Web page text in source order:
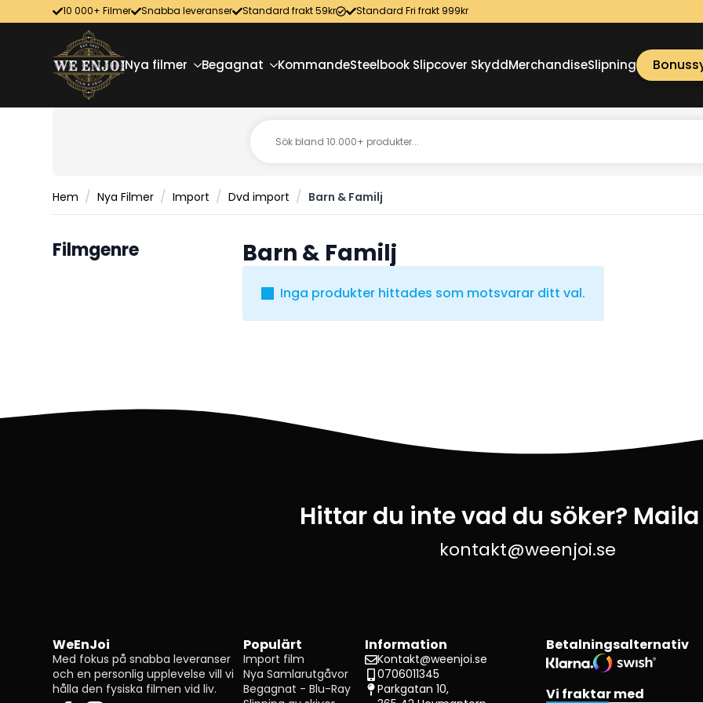
10 000+ Filmer Snabba leveranser Standard frakt 59kr Standard Fri frakt 999kr
Nya filmer Begagnat KommandeSteelbook Slipcover SkyddMerchandiseSlipning
Hem Nya Filmer Import Dvd import Barn & Familj
Filmgenre Barn & Familj
Inga produkter hittades som motsvarar ditt val.
Hittar du inte vad du söker?
kontakt@weenjoi.se
WeEnJoi
Med fokus på snabba leveranser
och en personlig upplevelse vill vi
hålla den fysiska filmen vid liv.
Populärt
Import film
Nya Samlarutgåvor
Begagnat - Blu-Ray
Information
Kontakt@weenjoi.se
0706011345
Parkgatan 10,
Betalningsalternativ
Vi fraktar med